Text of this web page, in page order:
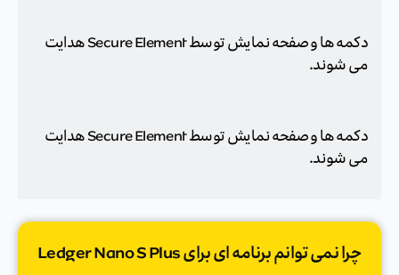
دکمه ها و صفحه نمایش توسط Secure Element هدایت
می شوند.
دکمه ها و صفحه نمایش توسط Secure Element هدایت
می شوند.
چرا نمی توانم برنامه ای برای Ledger Nano S Plus